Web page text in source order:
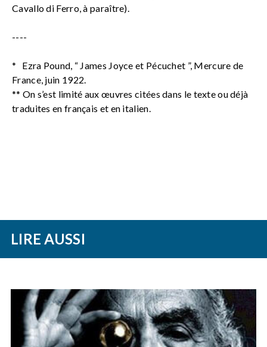
Cavallo di Ferro, à paraître).
----
* Ezra Pound, “ James Joyce et Pécuchet ”, Mercure de
France, juin 1922.
** On s’est limité aux œuvres citées dans le texte ou déjà
traduites en français et en italien.
LIRE AUSSI